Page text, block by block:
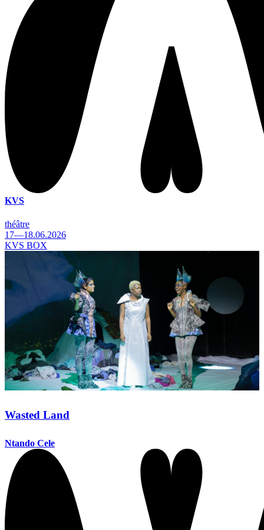
KVS
théâtre
17—18.06.2026
KVS BOX
Wasted Land
Ntando Cele